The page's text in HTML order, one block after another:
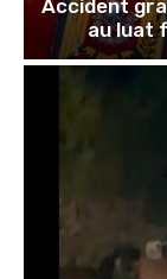
Accident
au luat